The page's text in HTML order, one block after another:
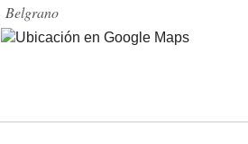
Belgrano